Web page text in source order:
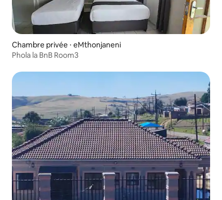
Chambre privée ⋅ eMthonjaneni
Phola la BnB Room3